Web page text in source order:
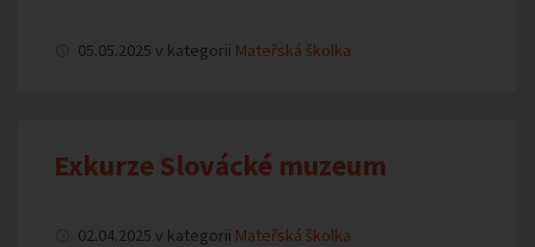
05.05.2025 v kategorii Mateřská školka
Exkurze Slovácké muzeum
02.04.2025 v kategorii Mateřská školka